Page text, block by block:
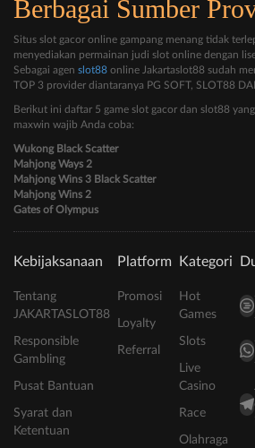
Berbagai Sumber
Situs slot gacor online gampang menang tidak
menyediakan permainan judi slot online dengan
Sebagai agen slot88 online Jakartaslot88 sudah
TOP 3 provider diantaranya PG SOFT, SLOT88
Berikut ini daftar 5 game slot gacor dan slot88
maxwin wajib Anda coba:
Wukong Black Scatter
Mahjong Ways 2
Mahjong Wins 3 Black Scatter
Mahjong Wins 2
Gates of Olympus
Kebijaksanaan
Tentang
JAKARTASLOT88
Responsible
Gambling
Pusat Bantuan
Syarat dan
Ketentuan
Platform
Promosi
Loyalty
Referral
Kategori
Hot
Games
Slots
Live
Casino
Race
Olahraga